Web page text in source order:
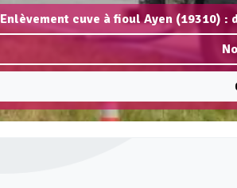
Enlèvement cuve à fioul Ayen (19310) :